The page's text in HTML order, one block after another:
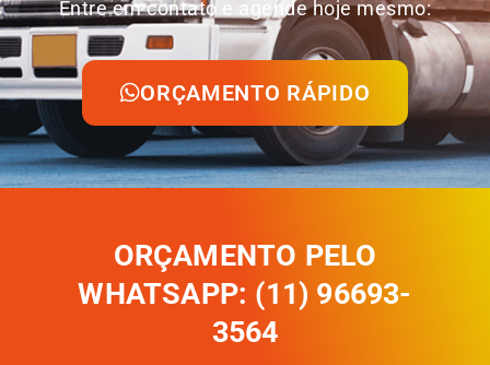
Entre em contato e agende hoje mesmo:
ORÇAMENTO RÁPIDO
ORÇAMENTO PELO
WHATSAPP: (11) 96693-
3564